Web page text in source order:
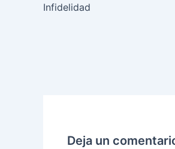
Infidelidad
Deja un